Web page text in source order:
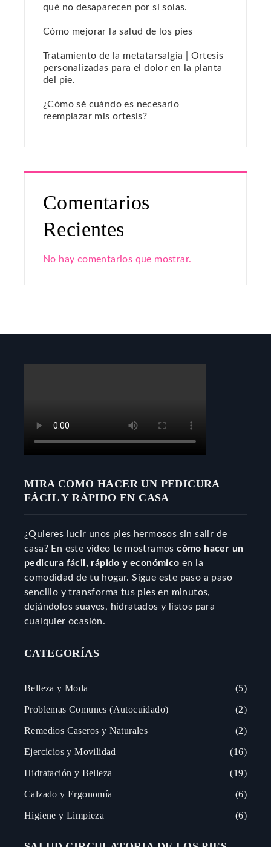
qué no desaparecen por sí solas.
Cómo mejorar la salud de los pies
Tratamiento de la metatarsalgia | Ortesis
personalizadas para el dolor en la planta
del pie.
¿Cómo sé cuándo es necesario
reemplazar mis ortesis?
Comentarios
Recientes
No hay comentarios que mostrar.
MIRA COMO HACER UN PEDICURA
FÁCIL Y RÁPIDO EN CASA
¿Quieres lucir unos pies hermosos sin salir de
casa? En este video te mostramoscómo hacer un
pedicura fácil, rápido y económico en la
comodidad de tu hogar. Sigue este paso a paso
sencillo y transforma tus pies en minutos,
dejándolos suaves, hidratados y listos para
cualquier ocasión.
CATEGORÍAS
Belleza y Moda 5
Problemas Comunes (Autocuidado) 2
Remedios Caseros y Naturales 2
Ejercicios y Movilidad 16
Hidratación y Belleza 19
Calzado y Ergonomía 6
Higiene y Limpieza 6